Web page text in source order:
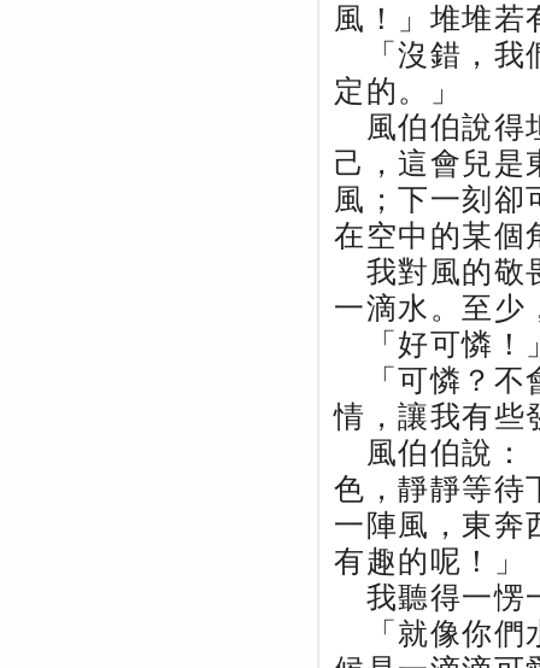
風！」堆堆若
「沒錯，我
定的。」
風伯伯說得
己，這會兒是
風；下一刻卻
在空中的某個
我對風的敬
一滴水。至少
「好可憐！
「可憐？不
情，讓我有些
風伯伯說：
色，靜靜等待
一陣風，東奔
有趣的呢！」
我聽得一愣
「就像你們